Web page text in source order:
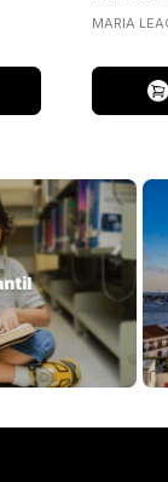
$ 119.000
LA VIDA
MARIA